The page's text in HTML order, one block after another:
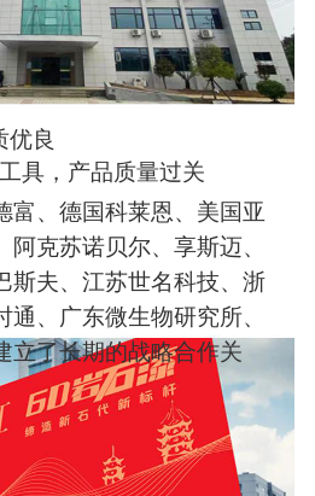
具，产品质量过关
富、德国科莱恩、美国亚
克苏诺贝尔、享斯迈、
斯夫、江苏世名科技、浙
、广东微生物研究所、
立了长期的战略合作关
优良